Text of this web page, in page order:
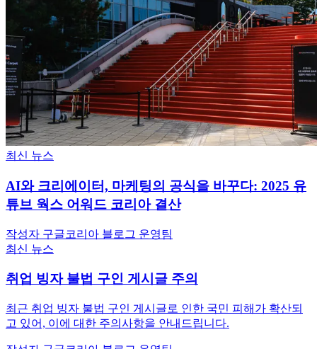
최신 뉴스
AI와 크리에이터, 마케팅의 공식을 바꾸다: 2025 유
튜브 웍스 어워드 코리아 결산
작성자 구글코리아 블로그 운영팀
최신 뉴스
취업 빙자 불법 구인 게시글 주의
최근 취업 빙자 불법 구인 게시글로 인한 국민 피해가 확산되
고 있어, 이에 대한 주의사항을 안내드립니다.